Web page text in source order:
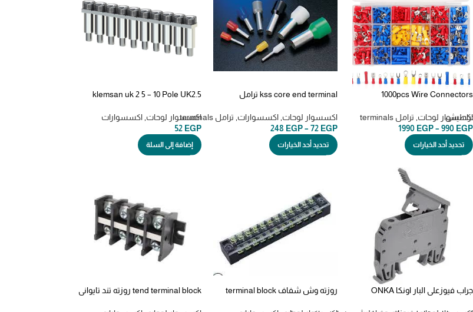
1000pcs Wire Connectors
1000 قطعه
اكسسوار لوحات ترامل terminals
990 EGP
–
1990 EGP
تحديد أحد الخيارات
kss core end terminal ترامل
اكسسوار لوحات اكسسوارات ترامل terminals
72 EGP
–
248 EGP
تحديد أحد الخيارات
klemsan uk 2 5 – 10 Pole UK2.5
اكسسوار لوحات اكسسوارات
52 EGP
إضافة إلى السلة
جراب فيوزعلي البار اونكا ONKA روزته وش شفاف terminal block tend terminal block روزته تند تايواني